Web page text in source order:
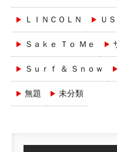
ＬＩＮＣＯＬＮ Ｕ
Ｓａｋｅ Ｔｏ Ｍｅ
Ｓｕｒｆ ＆ Ｓｎｏｗ
無題 未分類